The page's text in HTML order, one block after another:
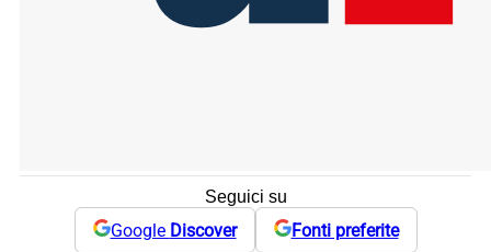
Seguici su
Google Discover Fonti preferite